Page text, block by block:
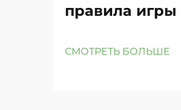
правила игры
СМОТРЕТЬ БОЛЬШЕ